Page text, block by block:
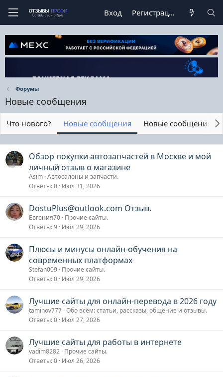
Вход Регистрация
Форумы
Новые сообщения
Что нового? Новые сообщения Новые сообщения
Обзор покупки автозапчастей в Москве и мой
личный отзыв о магазине
Asim Автосалоны и запчасти.
Ответы 0 Июл 31, 2026
DostuPlus@outlook.com Отзыв.
Евгения70 Прочие сайты.
Ответы 9 Июл 29, 2026
Плюсы и минусы онлайн-обучения на
современных платформах
Stefan009 Прочие сайты.
Ответы 0 Июл 29, 2026
Лучшие сайты для онлайн-перевода в 2026 году
taminov777 Обо всём: статьи, рассказы, общение и отзывы.
Ответы 0 Июл 27, 2026
Лучшие сайты для работы в интернете
vadim8282 Прочие сайты.
Ответы 0 Июл 26, 2026